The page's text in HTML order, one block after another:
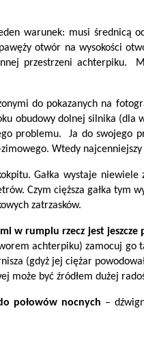
warunek: musi średnicą
otwór na wysokości
przestrzeni achterpiku.
do pokazanych na
obudowy dolnej silnika
problemu. Ja do swojego
Wtedy
Gałka wystaje
Czym cięższa gałka tym
zatrzasków.
w rumplu rzecz jest jeszcze
achterpiku) zamocuj
(gdyż jej ciężar
może być źródłem dużej
połowów nocnych –